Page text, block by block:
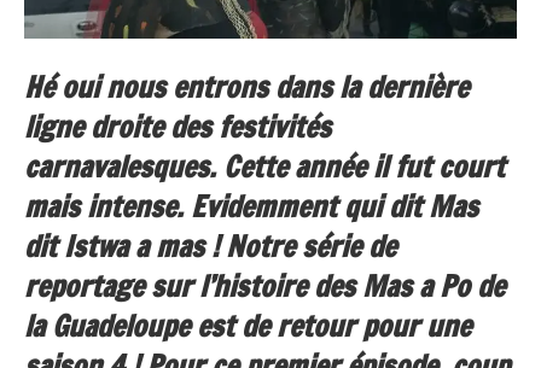
Hé oui nous entrons dans la dernière
ligne droite des festivités
carnavalesques. Cette année il fut court
mais intense. Evidemment qui dit Mas
dit Istwa a mas ! Notre série de
reportage sur l’histoire des Mas a Po de
la Guadeloupe est de retour pour une